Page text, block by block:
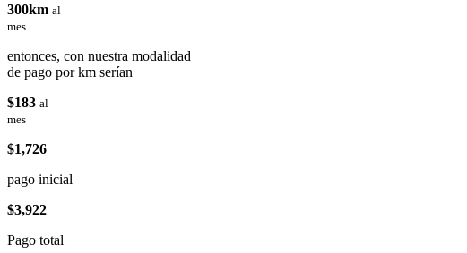
300km al
mes
entonces, con nuestra modalidad
de pago por km serían
$183 al
mes
$1,726
pago inicial
$3,922
Pago total